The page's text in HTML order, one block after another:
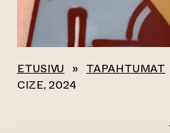
ETUSIVU » TAPAHTUMAT
CIZE, 2024